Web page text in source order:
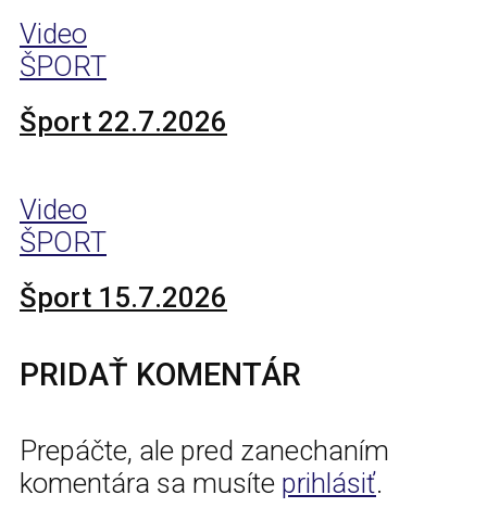
Video
ŠPORT
Šport 22.7.2026
Video
ŠPORT
Šport 15.7.2026
PRIDAŤ KOMENTÁR
Prepáčte, ale pred zanechaním
komentára sa musíte prihlásiť.